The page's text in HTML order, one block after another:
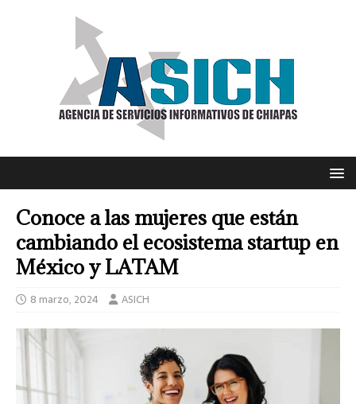
Conoce a las mujeres que están
cambiando el ecosistema startup en
México y LATAM
8 marzo, 2024 ASICH